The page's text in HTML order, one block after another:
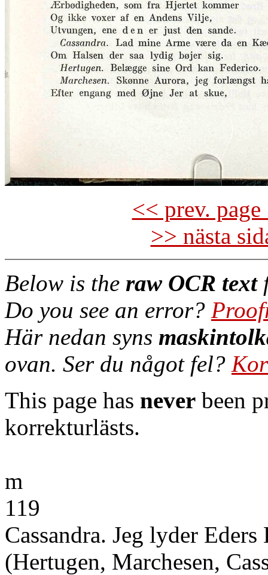
<< prev.
>> nästa
Below is the raw OCR text
Do you see an error?
Här nedan syns
ovan. Ser du något fel?
This page has never been
korrekturlästs.
m
119
Cassandra. Jeg lyder
(Hertugen, Marchesen,